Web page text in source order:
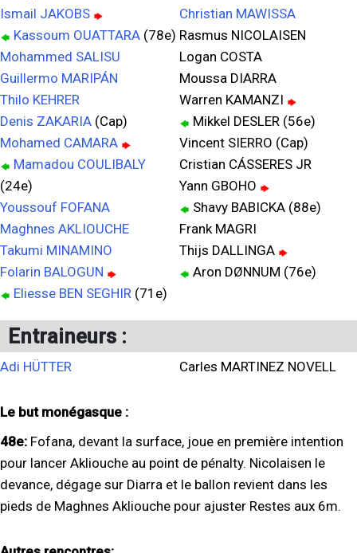
Ismail JAKOBS
Kassoum OUATTARA (78e)
Mohammed SALISU
Guillermo MARIPÁN
Thilo KEHRER
Denis ZAKARIA (Cap)
Mohamed CAMARA
Mamadou COULIBALY
(24e)
Youssouf FOFANA
Maghnes AKLIOUCHE
Takumi MINAMINO
Folarin BALOGUN
Eliesse BEN SEGHIR (71e)
Christian MAWISSA
Rasmus NICOLAISEN
Logan COSTA
Moussa DIARRA
Warren KAMANZI
Mikkel DESLER (56e)
Vincent SIERRO (Cap)
Cristian CÁSSERES JR
Yann GBOHO
Shavy BABICKA (88e)
Frank MAGRI
Thijs DALLINGA
Aron DØNNUM (76e)
Entraineurs :
Adi HÜTTER Carles MARTINEZ NOVELL
Le but monégasque :
48e: Fofana, devant la surface, joue en première intention
pour lancer Akliouche au point de pénalty. Nicolaisen le
devance, dégage sur Diarra et le ballon revient dans les
pieds de Maghnes Akliouche pour ajuster Restes aux 6m.